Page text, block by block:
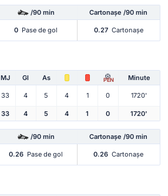
/90 min Cartonașe /90 min
0 Pase de gol 0.27 Cartonașe
MJ Gl As PEN Minute
33 4 5 4 1 0 1720'
33 4 5 4 1 0 1720'
/90 min Cartonașe /90 min
0.26 Pase de gol 0.26 Cartonașe